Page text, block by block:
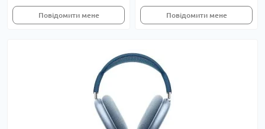
Повідомити мене Повідомити мене